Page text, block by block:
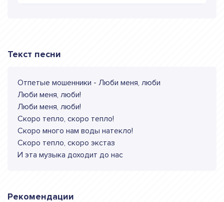
Текст песни
Отпетые мошенники - Люби меня, люби
Люби меня, люби!
Люби меня, люби!
Скоро тепло, скоро тепло!
Скоро много нам воды натекло!
Скоро тепло, скоро экстаз
И эта музыка доходит до нас
Рекомендации